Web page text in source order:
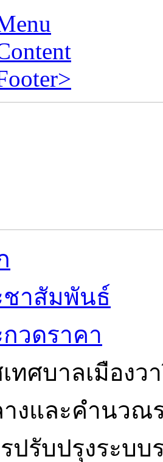
ชาสัมพันธ์
วดราคา
ทศบาลเมืองว
งและคำนวณ
ปรับปรุงระบ